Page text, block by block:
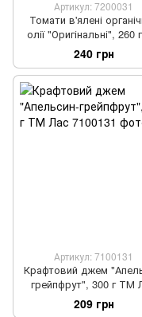
Артикул: 7200031
Томати в'ялені
олії "Оригінальні", 260
Дунайський Аграрій
240 грн
Артикул: 7100131
Крафтовий джем
грейпфрут", 300 г ТМ
209 грн